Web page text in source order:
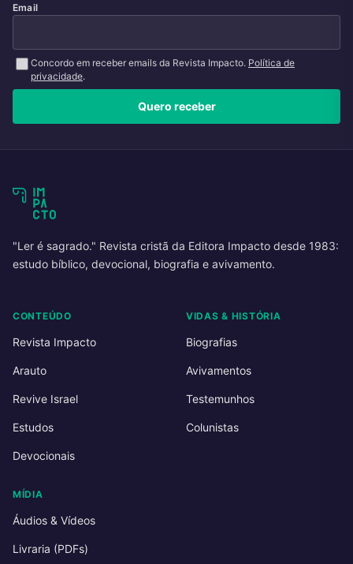
Email
Concordo em receber emails da Revista Impacto. Política de
privacidade.
Quero receber
"Ler é sagrado." Revista cristã da Editora Impacto desde 1983:
estudo bíblico, devocional, biografia e avivamento.
CONTEÚDO
Revista Impacto
Arauto
Revive Israel
Estudos
Devocionais
VIDAS & HISTÓRIA
Biografias
Avivamentos
Testemunhos
Colunistas
MÍDIA
Áudios & Vídeos
Livraria (PDFs)